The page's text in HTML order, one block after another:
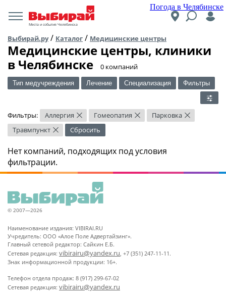
Погода в Челябинске
Места и события Челябинска
Выбирай.ру/ Каталог / Медицинские центры
Медицинские центры, клиники
в Челябинске
​0 компаний
Тип медучреждения Лечение Специализация Фильтры
Фильтры: Аллергия × Гомеопатия × Парковка ×
Травмпункт × Сбросить
Нет компаний, подходящих под условия
фильтрации.
© 2007—2026
Наименование издания: VIBIRAI.RU
Учредитель: ООО «Алое Поле Адвертайзинг».
Главный сетевой редактор: Сайкин Е.Б.
Сетевая редакция: vibirairu@yandex.ru, +7 (351) 247-11-11.
Знак информационной продукции: 16+.
Телефон отдела продаж: 8 (917) 299-67-02
Сетевая редакция: vibirairu@yandex.ru